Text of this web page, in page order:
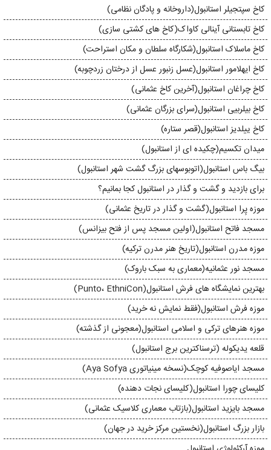
کاخ سپتجیلر استانبول(داروخانه و پادگان نظامی)
کاخ تابستانی آینالی کاواک(کاخ های کشتی سازی)
کاخ ماسلاک استانبول(شکارگاه سلطان و مکان استراحت)
کاخ ایهلامور استانبول(عسل زنبور عسل از درختان زردچوبه)
کاخ چراغان استانبول(آخرین کاخ عثمانی)
کاخ بیلربیی استانبول(سرای بزرگان عثمانی)
کاخ ییلدیز استانبول(قصر ستاره)
میدان تکسیم(چکیده ای از استانبول)
بیگ باس استانبول(اتوبوسهای بزرگ گشت شهر استانبول)
برای بازدید و گشت و گذار در استانبول کجا بمانیم؟
موزه پِرا استانبول(گشت و گذار در تاریخ عثمانی)
مسجد فاتح استانبول(اولین مسجد پس از فتح بیزانس)
موزه مدرن استانبول(تاریخ هنر مدرن ترکیه)
مسجد نور عثمانیه(معماری به سبک باروک)
بهترین نمایشگاه های فرش استانبول(Punto، EthniCon)
موزه فرش استانبول(فقط نمایش نه خرید)
موزه هنرهای ترکی و اسلامی استانبول(معجونی از گذشته)
قلعه یدیکوله (ترسناکترین برج استانبول)
مسجد ایاصوفیه کوچک(نسخه مینیاتوری Aya Sofya)
کلیسای چورا استانبول(کلیسای نجات دهنده)
مسجد بایزید استانبول(بازتاب معماری کلاسیک عثمانی)
بازار بزرگ استانبول(نخستین مرکز خرید در جهان)